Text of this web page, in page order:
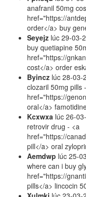
anafranil 50mg
href="https://
order</a> buy
Seyejz lúc 29-03-
buy quetiapine
href="https://
cost</a> order
Byincz lúc 28-03-
clozaril 50mg pills
href="https://
oral</a>
Kcxwxa lúc 26-
retrovir drug - <a
href="https://
pill</a> oral
Aemdwp lúc 25-
where can i buy
href="https://
pills</a> lincocin